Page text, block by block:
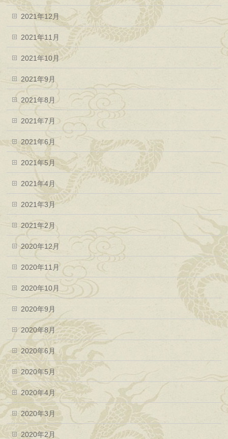
2021年12月
2021年11月
2021年10月
2021年9月
2021年8月
2021年7月
2021年6月
2021年5月
2021年4月
2021年3月
2021年2月
2020年12月
2020年11月
2020年10月
2020年9月
2020年8月
2020年6月
2020年5月
2020年4月
2020年3月
2020年2月